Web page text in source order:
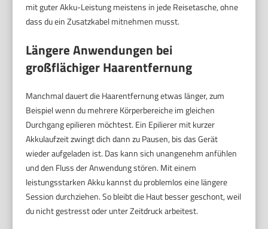
mit guter Akku-Leistung meistens in jede Reisetasche, ohne
dass du ein Zusatzkabel mitnehmen musst.
Längere Anwendungen bei
großflächiger Haarentfernung
Manchmal dauert die Haarentfernung etwas länger, zum
Beispiel wenn du mehrere Körperbereiche im gleichen
Durchgang epilieren möchtest. Ein Epilierer mit kurzer
Akkulaufzeit zwingt dich dann zu Pausen, bis das Gerät
wieder aufgeladen ist. Das kann sich unangenehm anfühlen
und den Fluss der Anwendung stören. Mit einem
leistungsstarken Akku kannst du problemlos eine längere
Session durchziehen. So bleibt die Haut besser geschont, weil
du nicht gestresst oder unter Zeitdruck arbeitest.